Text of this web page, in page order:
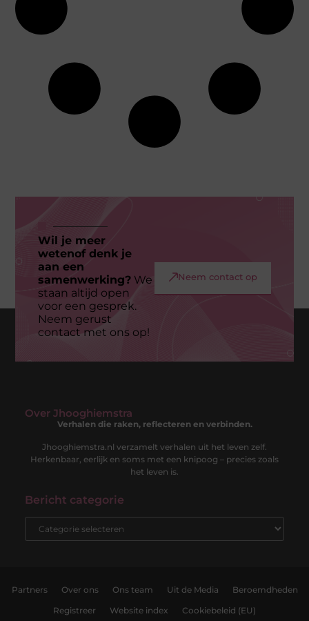
Wil je meer
wetenof denk je
aan een
samenwerking?We
staan altijd open
voor een gesprek.
Neem gerust
contact met ons op!
Neem contact op
Over Jhooghiemstra
Verhalen die raken, reflecteren en verbinden.
Jhooghiemstra.nl verzamelt verhalen uit het leven zelf.
Herkenbaar, eerlijk en soms met een knipoog – precies zoals
het leven is.
Bericht categorie
Partners Over ons Ons team Uit de Media Beroemdheden
Registreer Website index Cookiebeleid (EU)